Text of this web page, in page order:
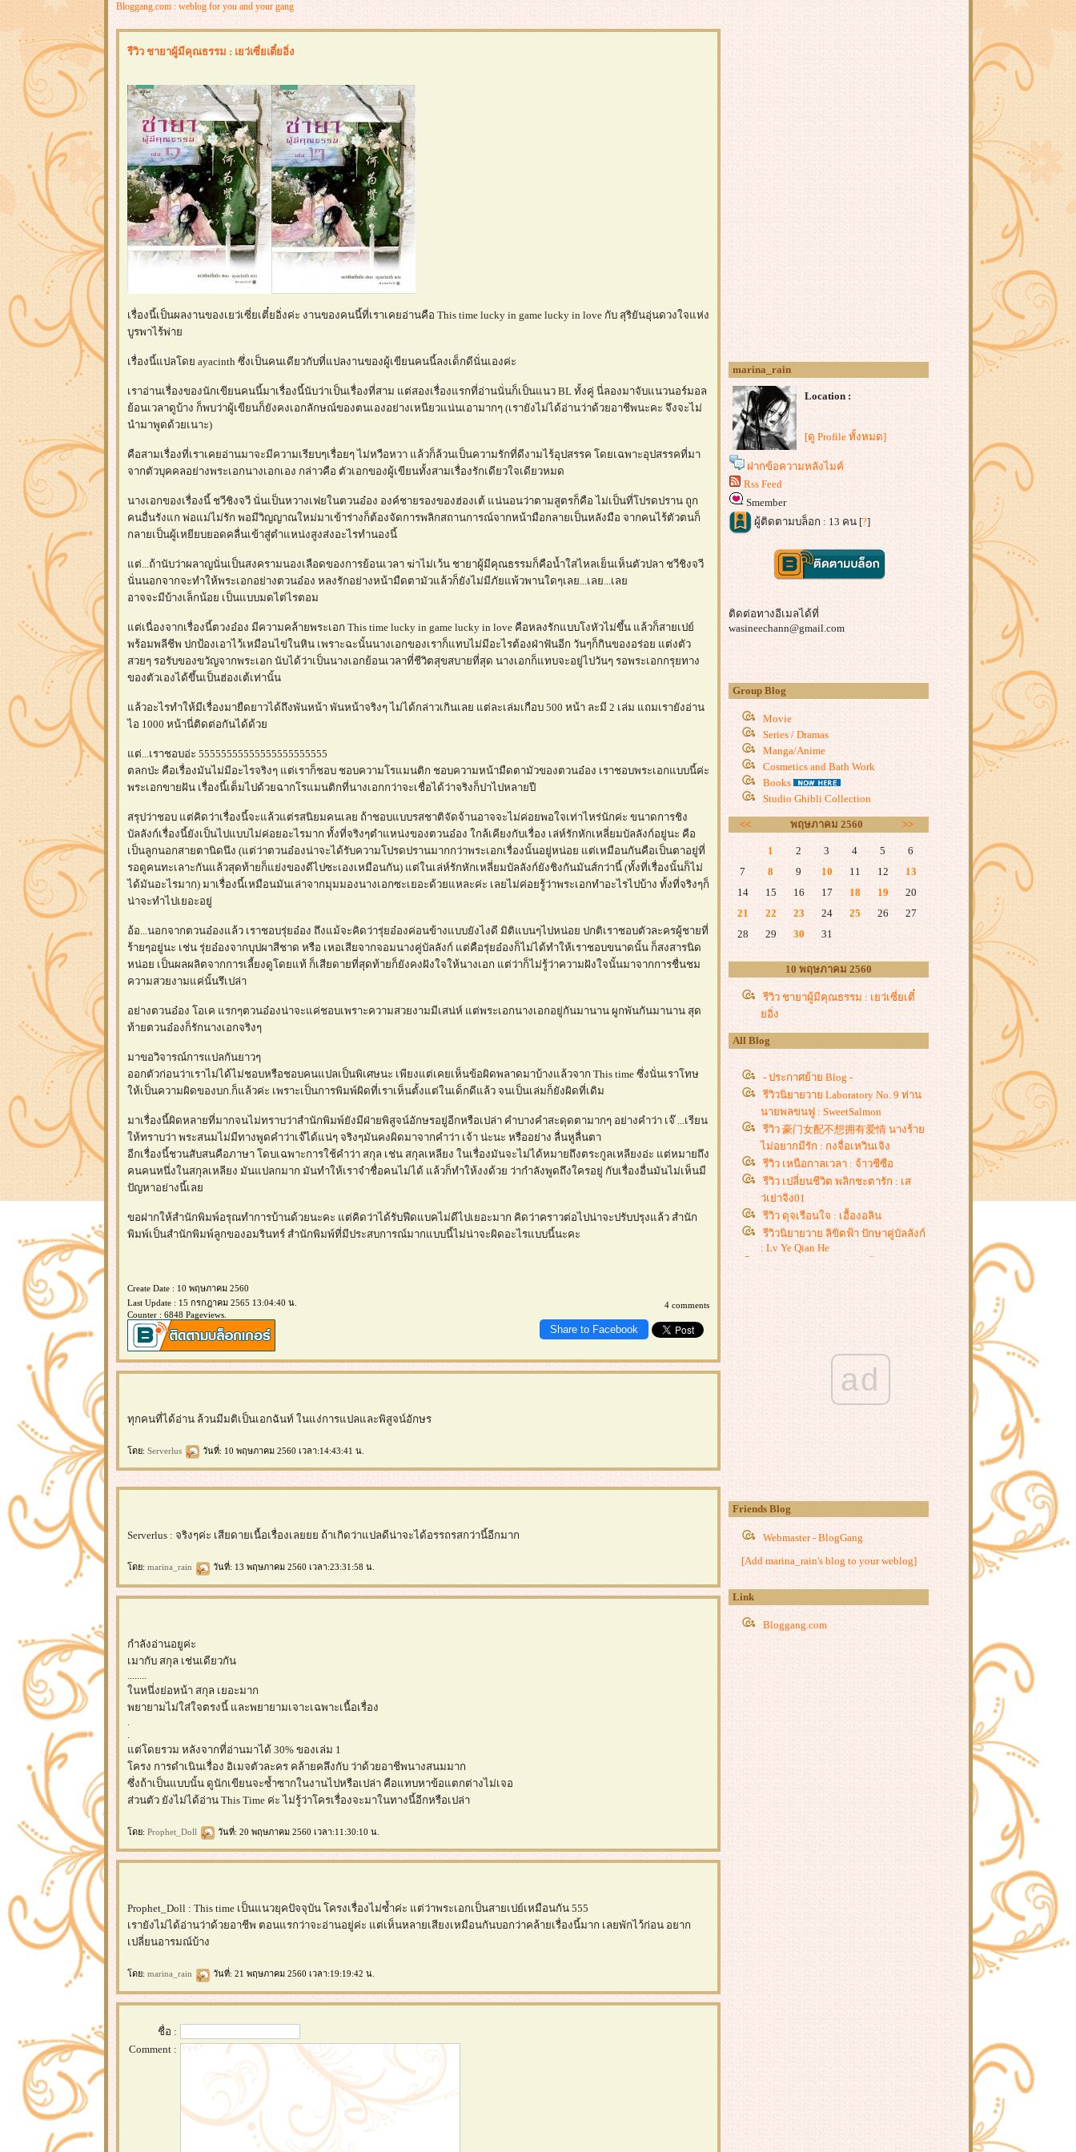
Bloggang.com : weblog for you and your gang
รีวิว ชายาผู้มีคุณธรรม : เยว่เซี่ยเตี๋ยอิ่ง
เรื่องนี้เป็นผลงานของเยว่เซี่ยเตี๋ยอิ่งค่ะ งานของคนนี้ที่เราเคยอ่านคือ This time lucky in game lucky in love กับ สุริยันอุ่นดวงใจแห่ง
บูรพาไร้พ่า
เรื่องนี้แปลโดย ayacinth ซึ่งเป็นคนเดียวกับที่แปลงานของผู้เขียนคนนี้ลงเด็กดีนั่นเองค่ะ
เราอ่านเรื่องของนักเขียนคนนี้มาเรื่องนี้นับว่าเป็นเรื่องที่สาม แต่สองเรื่องแรกที่อ่านนั่นก็เป็นแนว BL ทั้งคู่ นี่ลองมาจับแนวนอร์มอล
้อนเวลาดูบ้าง ก็พบว่าผู้เขียนก็ยังคงเอกลักษณ์ของตนเองอย่างเหนียวแน่นเอามากๆ (เรายังไม่ได้อ่านว่าด้วยอาชีพนะคะ จึงจะไม่
นำมาพูดด้วยเนาะ)
คือสามเรื่องที่เราเคยอ่านมาจะมีความเรียบๆเรื่อยๆ ไม่หวือหวา แล้วก็ล้วนเป็นความรักที่ดีงามไร้อุปสรรค โดยเฉพาะอุปสรรคที่มา
จากตัวบุคคลอย่างพระเอกนางเอกเอง กล่าวคือ ตัวเอกของผู้เขียนทั้งสามเรื่องรักเดียวใจเดียวหมด
นางเอกของเรื่องนี้ ชวีชิงจวี นั่นเป็นหวางเฟยในตวนอ๋อง องค์ชายรองของฮ่องเต้ แน่นอนว่าตามสูตรก็คือ ไม่เป็นที่โปรดปราน ถูก
คนอื่นรังแก พ่อแม่ไม่รัก พอมีวิญญาณใหม่มาเข้าร่างก็ต้องจัดการพลิกสถานการณ์จากหน้ามือกลายเป็นหลังมือ จากคนไร้ตัวตนก็
กลายเป็นผู้เหยียบยอดคลื่นเข้าสู่ตำแหน่งสูงส่งอะไรทำนองนี้
ต่...ถ้านับว่าผลาญนั่นเป็นสงครามนองเลือดของการย้อนเวลา ฆ่าไม่เว้น ชายาผู้มีคุณธรรมก็คือน้ำใสไหลเย็นเห็นตัวปลา ชวีชิงจวี
นั่นนอกจากจะทำให้พระเอกอย่างตวนอ๋อง หลงรักอย่างหน้ามืดตามัวแล้วก็ยังไม่มีภัยแพ้วพานใดๆเลย...เลย...เล
อาจจะมีบ้างเล็กน้อย เป็นแบบมดไต่ไรตอม
ต่เนื่องจากเรื่องนี้ตวงอ๋อง มีความคล้ายพระเอก This time lucky in game lucky in love คือหลงรักแบบโงหัวไม่ขึ้น แล้วก็สายเปย์
พร้อมพลีชีพ ปกป้องเอาไว้เหมือนไข่ในหิน เพราะฉะนั้นนางเอกของเราก็แทบไม่มีอะไรต้องฝ่าฟันอีก วันๆก็กินของอร่อย แต่งตัว
สวยๆ รอรับของขวัญจากพระเอก นับได้ว่าเป็นนางเอกย้อนเวลาที่ชีวิตสุขสบายที่สุด นางเอกก็แทบจะอยู่ไปวันๆ รอพระเอกกรุยทาง
ของตัวเองได้ขึ้นเป็นฮ่องเต้เท่านั้น
ล้วอะไรทำให้มีเรื่องมายืดยาวได้ถึงพันหน้า พันหน้าจริงๆ ไม่ได้กล่าวเกินเลย แต่ละเล่มเกือบ 500 หน้า ละมี 2 เล่ม แถมเรายังอ่าน
ไอ 1000 หน้านี่ติดต่อกันได้ด้ว
ต่...เราชอบอ่ะ 55555555555555555555555
ตลกป่ะ คือเรื่องมันไม่มีอะไรจริงๆ แต่เราก็ชอบ ชอบความโรแมนติก ชอบความหน้ามืดตามัวของตวนอ๋อง เราชอบพระเอกแบบนี้ค่ะ
พระเอกขายฝัน เรื่องนี้เต็มไปด้วยฉากโรแมนติกที่นางเอกกว่าจะเชื่อได้ว่าจริงก็ปาไปหลายปี
สรุปว่าชอบ แต่คิดว่าเรื่องนี้จะแล้วแต่รสนิยมคนเลย ถ้าชอบแบบรสชาติจัดจ้านอาจจะไม่ค่อยพอใจเท่าไหร่นักค่ะ ขนาดการชิง
บัลลังก์เรื่องนี้ยังเป็นไปแบบไม่ค่อยอะไรมาก ทั้งที่จริงๆตำแหน่งของตวนอ๋อง ใกล้เคียงกับเรื่อง เล่ห์รักหักเหลี่ยมบัลลังก์อยู่นะ คือ
เป็นลูกนอกสายตานิดนึง (แต่ว่าตวนอ๋องน่าจะได้รับความโปรดปรานมากกว่าพระเอกเรื่องนั้นอยู่หน่อย แต่เหมือนกันคือเป็นตาอยู่ที่
รอดูคนทะเลาะกันแล้วสุดท้ายก็แย่งของดีไปซะเองเหมือนกัน) แต่ในเล่ห์รักหักเหลี่ยมบัลลังก์ยังชิงกันมันส์กว่านี้ (ทั้งที่เรื่องนั้นก็ไม่
ได้มันอะไรมาก) มาเรื่องนี้เหมือนมันเล่าจากมุมมองนางเอกซะเยอะด้วยแหละค่ะ เลยไม่ค่อยรู้ว่าพระเอกทำอะไรไปบ้าง ทั้งที่จริงๆก็
น่าจะทำไปเยอะอยู่
อ้อ...นอกจากตวนอ๋องแล้ว เราชอบรุ่ยอ๋อง ถึงแม้จะคิดว่ารุ่ยอ๋องค่อนข้างแบบยังไงดี มิติแบนๆไปหน่อย ปกติเราชอบตัวละครผู้ชายที่
ร้ายๆอยู่นะ เช่น รุ่ยอ๋องจากบุปผาสีชาด หรือ เหอเสียจากจอมนางคู่บัลลังก์ แต่คือรุ่ยอ๋องก็ไม่ได้ทำให้เราชอบขนาดนั้น ก็สงสารนิด
หน่อย เป็นผลผลิตจากการเลี้ยงดูโดยแท้ ก็เสียดายที่สุดท้ายก็ยังคงฝังใจให้นางเอก แต่ว่าก็ไม่รู้ว่าความฝังใจนั้นมาจากการชื่นชม
ความสวยงามแค่นั้นรึเปล่า
อย่างตวนอ๋อง โอเค แรกๆตวนอ๋องน่าจะแค่ชอบเพราะความสวยงามมีเสน่ห์ แต่พระเอกนางเอกอยู่กันมานาน ผูกพันกันมานาน สุด
ท้ายตวนอ๋องก็รักนางเอกจริงๆ
มาขอวิจารณ์การแปลกันยาวๆ
ออกตัวก่อนว่าเราไม่ได้ไม่ชอบหรือชอบคนแปลเป็นพิเศษนะ เพียงแต่เคยเห็นข้อผิดพลาดมาบ้างแล้วจาก This time ซึ่งนั่นเราโทษ
ห้เป็นความผิดของบก.ก็แล้วค่ะ เพราะเป็นการพิมพ์ผิดที่เราเห็นตั้งแต่ในเด็กดีแล้ว จนเป็นเล่มก็ยังผิดที่เดิม
มาเรื่องนี้ผิดหลายที่มากจนไม่ทราบว่าสำนักพิมพ์ยังมีฝ่ายพิสูจน์อักษรอยู่อีกหรือเปล่า คำบางคำสะดุดตามากๆ อย่างคำว่า เจ๊ ...เรียน
ห้ทราบว่า พระสนมไม่มีทางพูดคำว่าเจ๊ได้แน่ๆ จริงๆมันคงผิดมาจากคำว่า เจ้า น่ะนะ หรืออย่าง ลื่นหูลื่นตา
อีกเรื่องนี้ชวนสับสนคือภาษา โดบเฉพาะการใช้คำว่า สกุล เช่น สกุลเหลียง ในเรื่องมันจะไม่ได้หมายถึงตระกูลเหลียงอ่ะ แต่หมายถึง
คนคนหนึ่งในสกุลเหลียง มันแปลกมาก มันทำให้เราจำชื่อคนไม่ได้ แล้วก็ทำให้งงด้วย ว่ากำลังพูดถึงใครอยู่ กับเรื่องอื่นมันไม่เห็นมี
ปัญหาอย่างนี้เล
ขอฝากให้สำนักพิมพ์อรุณทำการบ้านด้วยนะคะ แต่คิดว่าได้รับฟีดแบคไม่ดีไปเยอะมาก คิดว่าคราวต่อไปน่าจะปรับปรุงแล้ว สำนัก
พิมพ์เป็นสำนักพิมพ์ลูกของอมรินทร์ สำนักพิมพ์ที่มีประสบการณ์มากแบบนี้ไม่น่าจะผิดอะไรแบบนี้นะคะ
Create Date : 10 พฤษภาคม 2560
Last Update : 15 กรกฎาคม 2565 13:04:40 น.
Counter : 6848 Pageviews.
4 comments
Share to Facebook
ทุกคนที่ได้อ่าน ล้วนมีมติเป็นเอกฉันท์ ในแง่การแปลและพิสูจน์อักษร
ดย: Serverlus วันที่: 10 พฤษภาคม 2560 เวลา:14:43:41 น.
Serverlus : จริงๆค่ะ เสียดายเนื้อเรื่องเลยยย ถ้าเกิดว่าแปลดีน่าจะได้อรรถรสกว่านี้อีกมาก
ดย: marina_rain วันที่: 13 พฤษภาคม 2560 เวลา:23:31:58 น.
กำลังอ่านอยูค่ะ
เมากับ สกุล เช่นเดียวกัน
นหนึ่งย่อหน้า สกุล เยอะมาก
พยายามไม่ใส่ใจตรงนี้ และพยายามเจาะเฉพาะเนื้อเรื่อง
ต่โดยรวม หลังจากที่อ่านมาได้ 30% ของเล่ม 1
ครง การดำเนินเรื่อง อิเมจตัวละคร คล้ายคลึงกับ ว่าด้วยอาชีพนางสนมมาก
ซึ่งถ้าเป็นแบบนั้น ดูนักเขียนจะซ้ำซากในงานไปหรือเปล่า คือแทบหาข้อแตกต่างไม่เจอ
ส่วนตัว ยังไม่ได้อ่าน This Time ค่ะ ไม่รู้ว่าโครเรื่องจะมาในทางนี้อีกหรือเปล่า
ดย: Prophet_Doll วันที่: 20 พฤษภาคม 2560 เวลา:11:30:10 น.
Prophet_Doll : This time เป็นแนวยุคปัจจุบัน โครงเรื่องไม่ซ้ำค่ะ แต่ว่าพระเอกเป็นสายเปย์เหมือนกัน 555
เรายังไม่ได้อ่านว่าด้วยอาชีพ ตอนแรกว่าจะอ่านอยู่ค่ะ แต่เห็นหลายเสียงเหมือนกันบอกว่าคล้ายเรื่องนี้มาก เลยพักไว้ก่อน อยาก
เปลี่ยนอารมณ์บ้าง
ดย: marina_rain วันที่: 21 พฤษภาคม 2560 เวลา:19:19:42 น.
ชื่อ :
Comment :
marina_rain
Location :
[ดู Profile ทั้งหมด]
ฝากข้อความหลังไมค์
Rss Feed
Smember
ผู้ติดตามบล็อก : 13 คน [?]
ติดต่อทางอีเมลได้ที่
wasineechann@gmail.com
Group Blog
Movie
Series / Dramas
Manga/Anime
Cosmetics and Bath Work
Books
Studio Ghibli Collection
<< พฤษภาคม 2560 >>
1 2 3 4 5
6
7
8 9 10 11 12
13
14
15 16 17 18 19
20
21
22 23 24 25 26
27
28
29 30 31
10 พฤษภาคม 2560
รีวิว ชายาผู้มีคุณธรรม : เยว่เซี่ยเตี๋
อิ่ง
All Blog
- ประกาศย้าย Blog -
รีวิวนิยายวาย Laboratory No. 9 ท่าน
นายพลขนฟู : SweetSalmon
รีวิว 豪门女配不想拥有爱情 นางร้า
ไม่อยากมีรัก : กงจื่อเหวินเจิง
รีวิว เหนือกาลเวลา : จ้าวชีซือ
รีวิว เปลี่ยนชีวิต พลิกชะตารัก : เส
ว่เย่าจิง01
รีวิว ดุจเรือนใจ : เอื้องอลิน
รีวิวนิยายวาย ลิขิตฟ้า ปักษาคู่บัลลังก์
: Lv Ye Qian He
รีวิว ชายาแม่ทัพหยามไม่ได้ : ฉางโก
รีวิว ยอดหญิงเซียนเครื่องหอม : อวี่
อตสึ อิจิ -
เจี่
รีวิว The Dagrolet's Rule : กัลฐิดา
รีวิว แค้นสุดรัก : เตี่ยนซิน
รีวิว ใยรักโยงใจ : เตี่ยนซิน
รีวิว วิหคตกมังกร : You Si Jie
ad
Friends Blog
Webmaster - BlogGang
[Add marina_rain's blog to your weblog]
Link
Bloggang.com